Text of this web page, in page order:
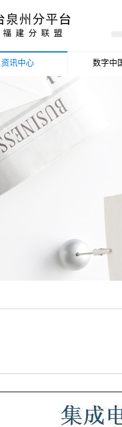
资讯中心
政策信息
活动公告
数据统计分析
数字中